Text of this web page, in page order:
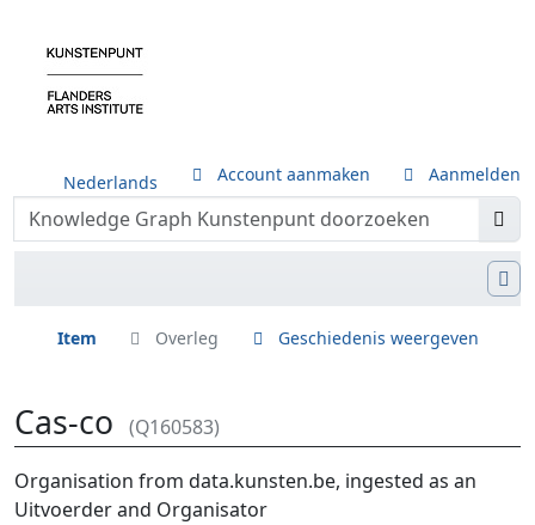
Nederlands Account aanmaken Aanmelden
Item Overleg Geschiedenis weergeven
Cas-co (Q160583)
Ga naar:navigatie,zoeken
Organisation from data.kunsten.be, ingested as an
Uitvoerder and Organisator